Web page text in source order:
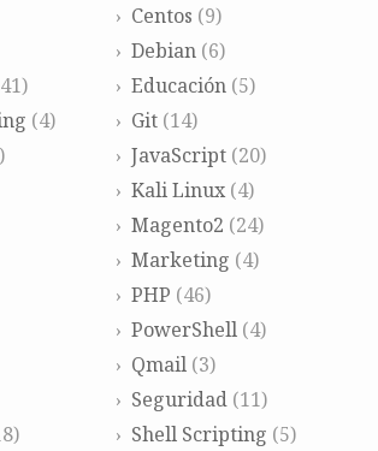
Centos (9)
Debian(6)
Educación(5)
(4) Git(14)
JavaScript(20)
Kali Linux(4)
Magento2 (24)
Marketing (4)
PHP (46)
PowerShell(4)
Qmail(3)
Seguridad(11)
Shell Scripting (5)